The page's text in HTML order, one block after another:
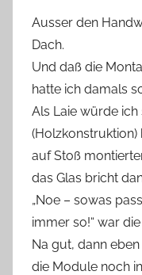
Ausser den
Dach.
Und daß die
hatte ich damals
Als Laie würde ich
auf Stoß
das Glas bricht
„Noe – sowas
immer so!“ war
Na gut, dann
die Module noch